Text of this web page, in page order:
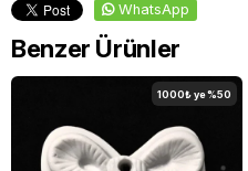
WhatsApp
Benzer Ürünler
1000₺ ye %50